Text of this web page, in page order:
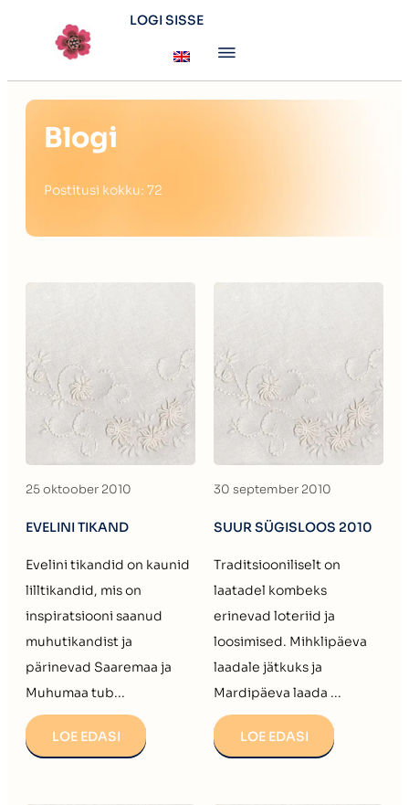
LOGI SISSE
Blogi
Postitusi kokku: 72
25 oktoober 2010
EVELINI TIKAND
Evelini tikandid on kaunid
lilltikandid, mis on
inspiratsiooni saanud
muhutikandist ja
pärinevad Saaremaa ja
Muhumaa tub...
LOE EDASI
30 september 2010
SUUR SÜGISLOOS 2010
Traditsiooniliselt on
laatadel kombeks
erinevad loteriid ja
loosimised. Mihklipäeva
laadale jätkuks ja
Mardipäeva laada ...
LOE EDASI